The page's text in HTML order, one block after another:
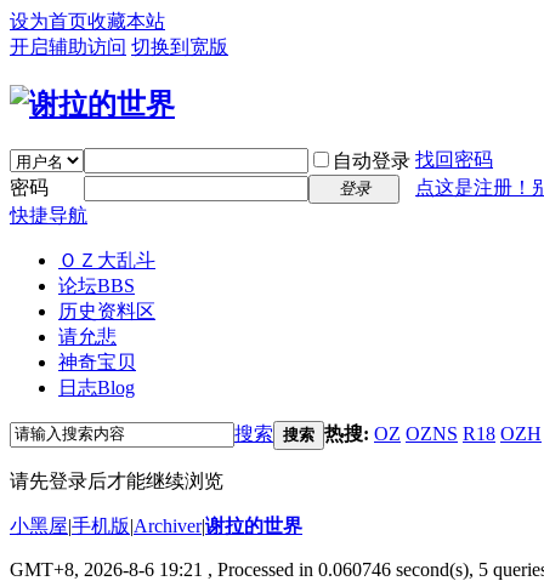
设为首页收藏本站
开启辅助访问 切换到宽版
自动登录 找回密码
密码
登录
点这是注册！
快捷导航
ＯＺ大乱斗
论坛BBS
历史资料区
请允悲
神奇宝贝
日志Blog
搜索 搜索 热搜: OZ OZNS R18 OZH
请先登录后才能继续浏览
小黑屋|手机版|Archiver|谢拉的世界
GMT+8, 2026-8-6 19:21 , Processed in 0.060746 second(s), 5